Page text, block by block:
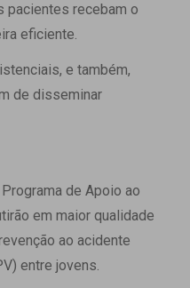
pacientes recebam o
eficiente.
e também,
de disseminar
de Apoio ao
em maior qualidade
ao acidente
entre jovens.